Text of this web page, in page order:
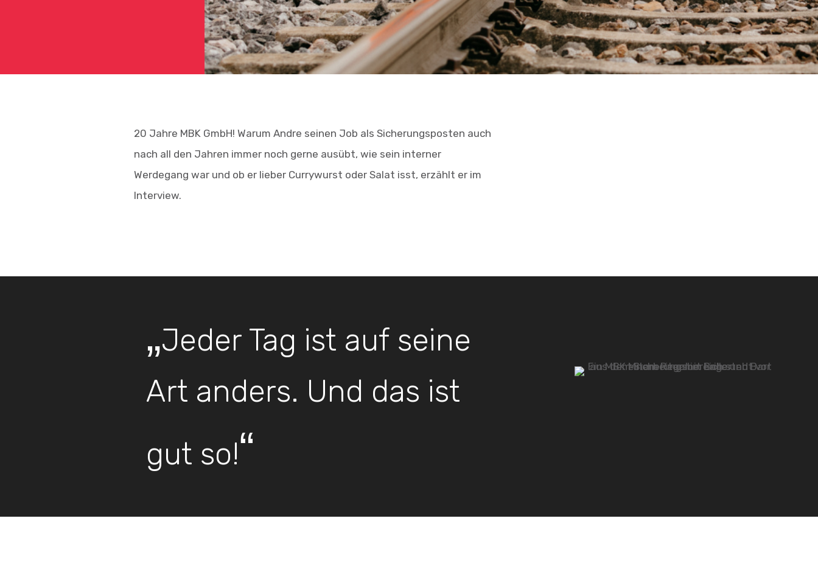
20 Jahre MBK GmbH! Warum Andre seinen Job als Sicherungsposten auch
nach all den Jahren immer noch gerne ausübt, wie sein interner
Werdegang war und ob er lieber Currywurst oder Salat isst, erzählt er im
Interview.
„Jeder Tag ist auf seine
Art anders. Und das ist
gut so!“